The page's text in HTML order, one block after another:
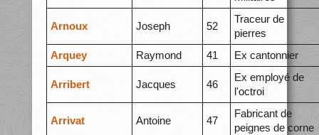
Arnoux Joseph 52
Traceur de
pierres
Arquey
Raymond 41 Ex cantonnier
Arribert Jacques 46
Ex employé de
l'octroi
Arrivat Antoine 47
Fabricant de
peignes de corne